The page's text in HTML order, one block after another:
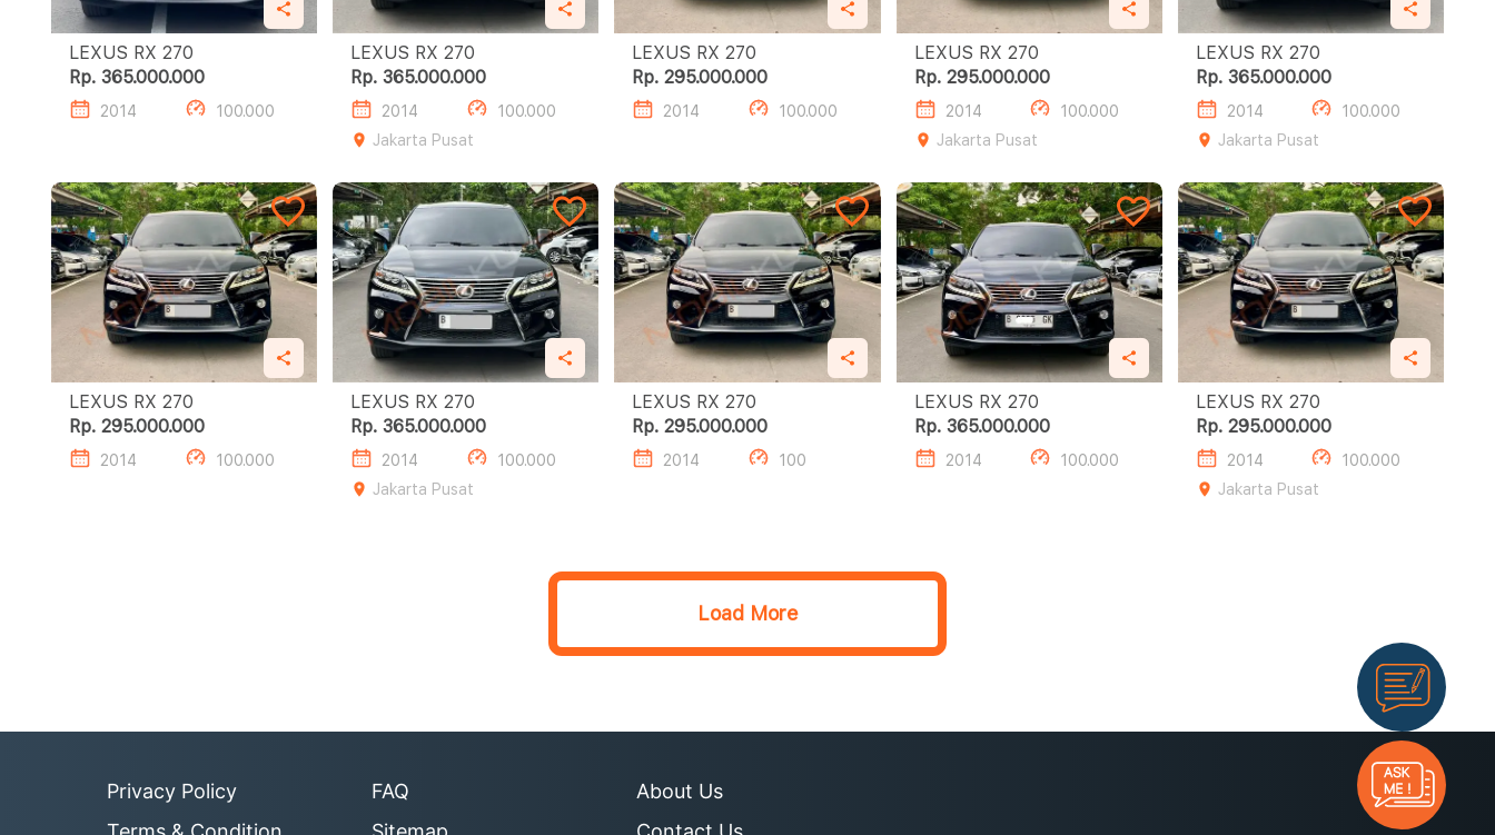
LEXUS RX 270
Rp. 365.000.000
2014 100.000
LEXUS RX 270
Rp. 365.000.000
2014
100.000
Jakarta Pusat
LEXUS RX 270
Rp. 295.000.000
2014 100.000
LEXUS RX 270
Rp. 295.000.000
2014
100.000
Jakarta Pusat
LEXUS RX 270
Rp. 365.000.000
2014
100.000
Jakarta Pusat
LEXUS RX 270
Rp. 295.000.000
2014 100.000
LEXUS RX 270
Rp. 365.000.000
2014
100.000
Jakarta Pusat
LEXUS RX 270
Rp. 295.000.000
2014 100
LEXUS RX 270
Rp. 365.000.000
2014 100.000
LEXUS RX 270
Rp. 295.000.000
2014
100.000
Jakarta Pusat
Load More
Privacy Policy
FAQ
About Us